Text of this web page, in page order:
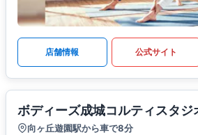
店舗情報 公式サイト
ボディーズ成城コルティスタジ
向ヶ丘遊園駅から車で8分